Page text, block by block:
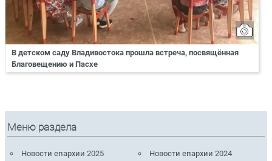
В детском саду Владивостока прошла встреча, посвящённая
Благовещению и Пасхе
Меню раздела
Новости епархии 2025
Новости епархии 2024